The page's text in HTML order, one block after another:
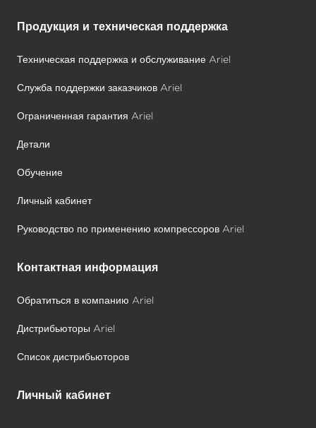
Продукция и техническая поддержка
Техническая поддержка и обслуживание Ariel
Служба поддержки заказчиков Ariel
Ограниченная гарантия Ariel
Детали
Обучение
Личный кабинет
Руководство по применению компрессоров Ariel
Контактная информация
Обратиться в компанию Ariel
Дистрибьюторы Ariel
Список дистрибьюторов
Личный кабинет